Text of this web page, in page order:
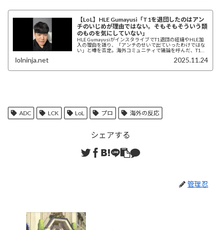
【LoL】HLE Gumayusi「T1を退団したのはアン
チのいじめが理由ではない。そもそもそういう類
のものを気にしていない」
HLE GumayusiがインスタライブでT1退団の経緯やHLE加
入の理由を語り、「アンチのせいで出ていったわけではな
い」と噂を否定。海外コミュニティで議論を呼んだ、T1フ
lolninja.net 2025.11.24
ADC LCK LoL プロ 海外の反応
シェアする
管理忍